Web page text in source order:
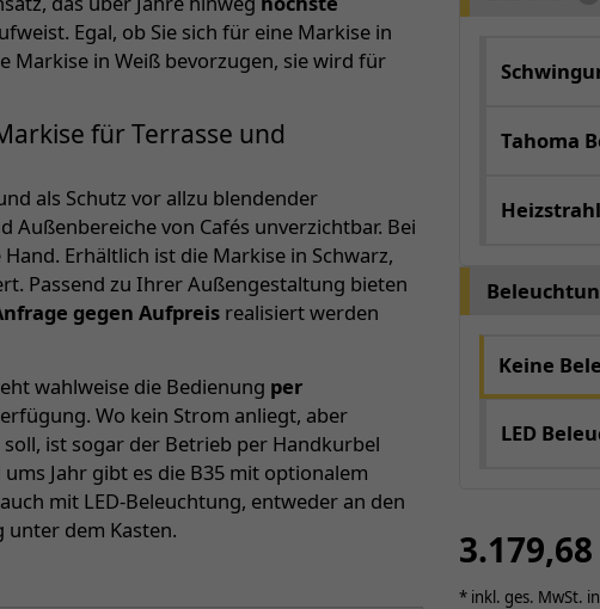
Egal, ob Sie sich für eine Markise in
Markise in Weiß bevorzugen, sie wird für
für Terrasse und
als Schutz vor allzu blendender
von Cafés unverzichtbar. Bei
Erhältlich ist die Markise in Schwarz,
Passend zu Ihrer Außengestaltung bieten
gegen Aufpreis realisiert werden
wahlweise die Bedienung per
Wo kein Strom anliegt, aber
ist sogar der Betrieb per Handkurbel
Jahr gibt es die B35 mit optionalem
mit LED-Beleuchtung, entweder an den
dem Kasten.
Tahoma
Keine
LED
3.179,68
* inkl. ges. MwSt.